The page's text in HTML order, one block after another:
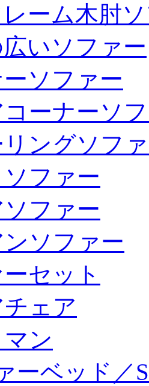
ーム木肘
いソファー
ソファー
ーナーソ
リングソフ
ファー
ファー
ソファー
セット
ェア
ン
ーベッド／